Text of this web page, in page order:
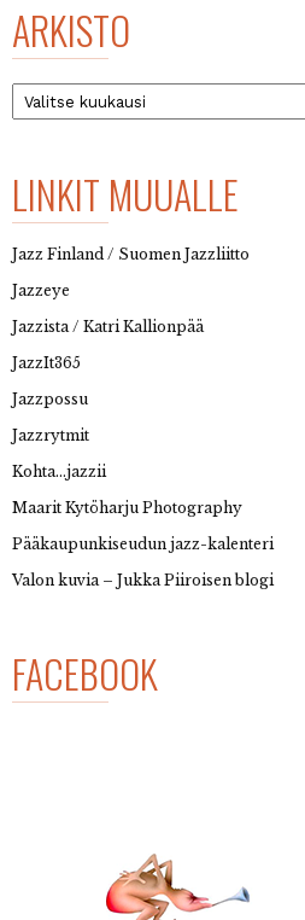
ARKISTO
Arkisto
LINKIT MUUALLE
Jazz Finland / Suomen Jazzliitto
Jazzeye
Jazzista / Katri Kallionpää
JazzIt365
Jazzpossu
Jazzrytmit
Kohta…jazzii
Maarit Kytöharju Photography
Pääkaupunkiseudun jazz-kalenteri
Valon kuvia – Jukka Piiroisen blogi
FACEBOOK